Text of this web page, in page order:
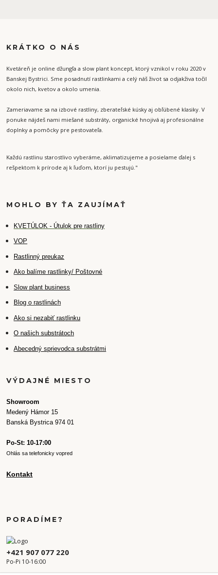
KRÁTKO O NÁS
Kvetáreň je online džungľa a slow plant koncept, ktorý vznikol v roku 2020 v
Banskej Bystrici. Sme posadnutí rastlinkami a celý náš život sa odjakživa točil
okolo nich, kvetov a okolo umenia.
Zameriavame sa na izbové rastliny, zberateľské kúsky aj obľúbené klasiky. V
ponuke nájdeš nami miešané substráty, organické hnojivá aj profesionálne
doplnky a pomôcky pre pestovateľa.
Každú rastlinu starostlivo vyberáme, aklimatizujeme a posielame ďalej s
rešpektom k prírode aj k ľuďom, ktorí ju pestujú."
MOHLO BY ŤA ZAUJÍMAŤ
KVETÚLOK - Útulok pre rastliny
VOP
Rastlinný preukaz
Ako balíme rastlinky/ Poštovné
Slow plant business
Blog o rastlinách
Ako si nezabiť rastlinku
O našich substrátoch
Abecedný sprievodca substrátmi
VÝDAJNÉ MIESTO
Showroom
Medený Hámor 15
Banská Bystrica 974 01
Po-St: 10-17:00
Ohlás sa telefonicky vopred
Kontakt
PORADÍME?
+421 907 077 220
Po-Pi 10-16:00